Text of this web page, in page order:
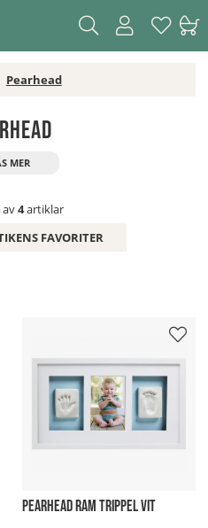
Pearhead
av4artiklar
FAVORITER
PEARHEAD RAM TRIPPEL VIT